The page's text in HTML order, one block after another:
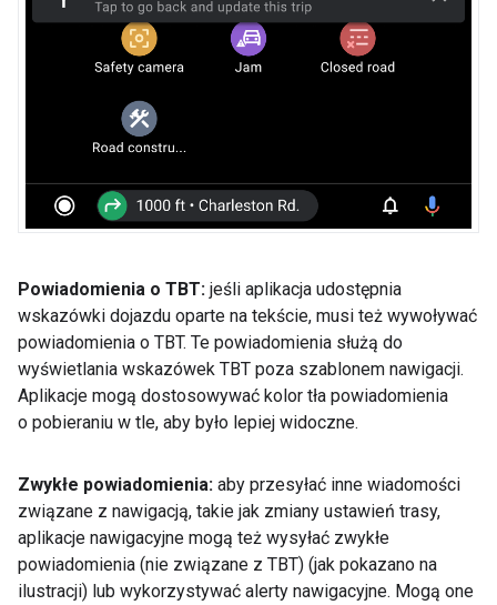
Powiadomienia o TBT: jeśli aplikacja udostępnia
wskazówki dojazdu oparte na tekście, musi też wywoływać
powiadomienia o TBT. Te powiadomienia służą do
wyświetlania wskazówek TBT poza szablonem nawigacji.
Aplikacje mogą dostosowywać kolor tła powiadomienia
o pobieraniu w tle, aby było lepiej widoczne.
Zwykłe powiadomienia: aby przesyłać inne wiadomości
związane z nawigacją, takie jak zmiany ustawień trasy,
aplikacje nawigacyjne mogą też wysyłać zwykłe
powiadomienia (nie związane z TBT) (jak pokazano na
ilustracji) lub wykorzystywać alerty nawigacyjne. Mogą one